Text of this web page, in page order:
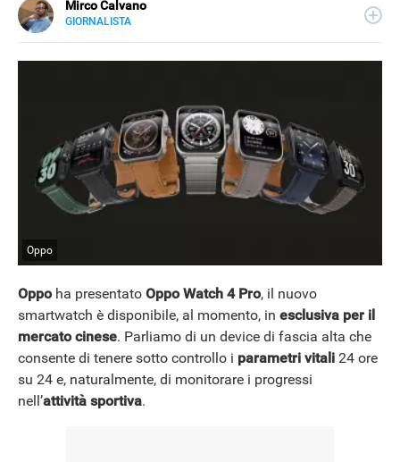
NEWS
Mirco Calvano
GIORNALISTA
Oppo
Oppoha presentato Oppo Watch 4 Pro, il nuovo
smartwatch è disponibile, al momento, in esclusiva per il
mercato cinese. Parliamo di un device di fascia alta che
consente di tenere sotto controllo i parametri vitali 24 ore
su 24 e, naturalmente, di monitorare i progressi
nell’attività sportiva.